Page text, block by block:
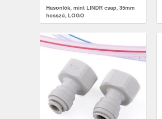
Hasonlók, mint LINDR csap, 35mm
hosszú, LOGO